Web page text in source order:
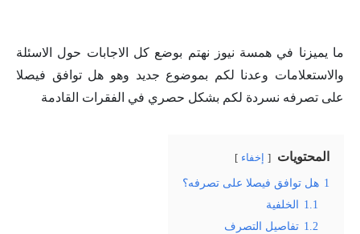
ما يميزنا في همسة نيوز نهتم بوضع كل الاجابات حول الاسئلة
والاستعلامات وعدنا لكم بموضوع جديد وهو هل توافق فيصلا
على تصرفه نسردة لكم بشكل حصري في الفقرات القادمة
المحتويات إخفاء
1 هل توافق فيصلا على تصرفه؟
1.1 الخلفية
1.2 تفاصيل التصرف